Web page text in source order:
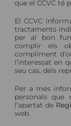
que el CCVC té
El CCVC
tractaments
per al bon
complir els
compliment
l’interessat en
seu cas, dels
Per a més
personals que
l’apartat de
web.